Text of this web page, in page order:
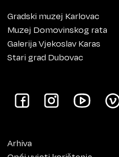
Gradski muzej Karlovac
Muzej Domovinskog rata
Galerija Vjekoslav Karas
Stari grad Dubovac
Arhiva